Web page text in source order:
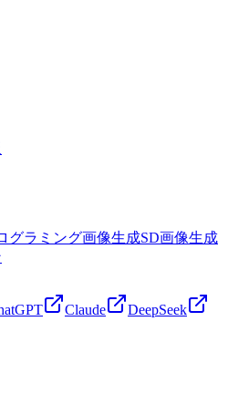
グラミング画像生成SD画像生成
Claude
DeepSeek